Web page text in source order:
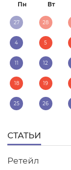
Пн Вт
27 28
4 5
11 12
18 19
25 26
СТАТЬИ
Ретейл